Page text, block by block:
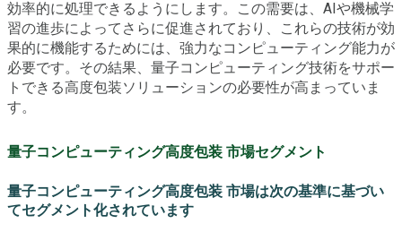
効率的に処理できるようにします。この需要は、AIや機械学
習の進歩によってさらに促進されており、これらの技術が効
果的に機能するためには、強力なコンピューティング能力が
必要です。その結果、量子コンピューティング技術をサポー
トできる高度包装ソリューションの必要性が高まっていま
す。
量子コンピューティング高度包装 市場セグメント
量子コンピューティング高度包装 市場は次の基準に基づい
てセグメント化されています